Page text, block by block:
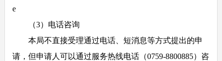
e
（3）电话咨询
本局不直接受理通过电话、短消息等方式提出的申
请，但申请人可以通过服务热线电话（0759-8800885）咨